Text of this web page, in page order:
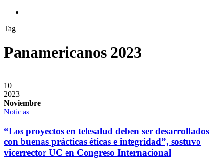
Tag
Panamericanos 2023
10
2023
Noviembre
Noticias
“Los proyectos en telesalud deben ser desarrollados
con buenas prácticas éticas e integridad”, sostuvo
vicerrector UC en Congreso Internacional